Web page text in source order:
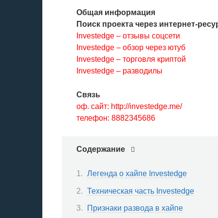
Общая информация
Поиск проекта через интернет-
Investedge – отзывы соцсети
Investedge – обзор через ютуб
Investedge – торговля криптой
Investedge – разводилы
Связь
оф. сайт: http://investedge.me/
телефон: 8882345686
Содержание
Легенда о хайпе Investedge
Техническая часть Investedge
Признаки развода в хайпе